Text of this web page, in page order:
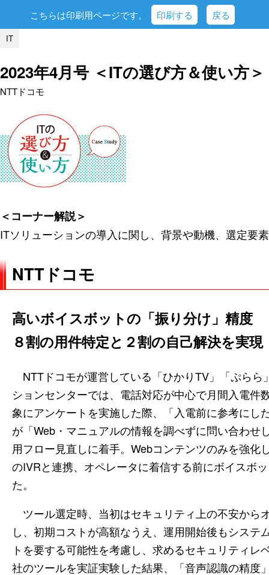
こちらは印刷用ページです。 印刷する 戻る
IT
2023年4月号 ＜ITの選び方＆使い方＞
NTTドコモ
＜コーナー解説＞
ITソリューションの導入に関し、背景や動機、選定要
NTTドコモ
高いボイスボットの「振り分け」精度
８割の用件特定と２割の自己解決を実現
NTTドコモが運営している「ひかりTV」「ぷら
ションセンターでは、電話対応が中心で月間入電
象にアンケートを実施した際、「入電前に参考にし
が「Web・マニュアルの情報を調べずに問い合わ
用フロー見直しに着手。Webコンテンツのみを強
のIVRと連携、オペレータに着信する前にボイスボ
た。
ツール選定時、当初はセキュリティ上の不安から
し、初期コストが高額なうえ、運用開始後もシス
トを要する可能性を考慮し、求めるセキュリティ
社のツールを実証実験した結果、「音声認識の精度